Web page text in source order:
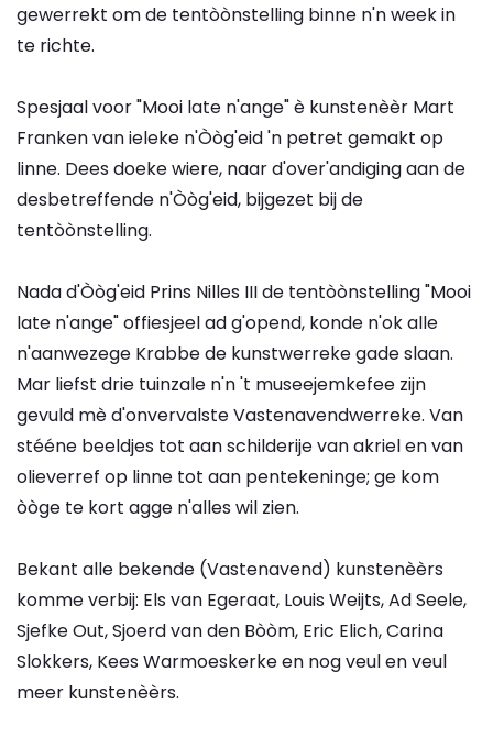
gewerrekt om de tentòònstelling binne n'n week in
te richte.
Spesjaal voor "Mooi late n'ange" è kunstenèèr Mart
Franken van ieleke n'Òòg'eid 'n petret gemakt op
linne. Dees doeke wiere, naar d'over'andiging aan de
desbetreffende n'Òòg'eid, bijgezet bij de
tentòònstelling.
Nada d'Òòg'eid Prins Nilles III de tentòònstelling "Mooi
late n'ange" offiesjeel ad g'opend, konde n'ok alle
n'aanwezege Krabbe de kunstwerreke gade slaan.
Mar liefst drie tuinzale n'n 't museejemkefee zijn
gevuld mè d'onvervalste Vastenavendwerreke. Van
stééne beeldjes tot aan schilderije van akriel en van
olieverref op linne tot aan pentekeninge; ge kom
òòge te kort agge n'alles wil zien.
Bekant alle bekende (Vastenavend) kunstenèèrs
komme verbij: Els van Egeraat, Louis Weijts, Ad Seele,
Sjefke Out, Sjoerd van den Bòòm, Eric Elich, Carina
Slokkers, Kees Warmoeskerke en nog veul en veul
meer kunstenèèrs.